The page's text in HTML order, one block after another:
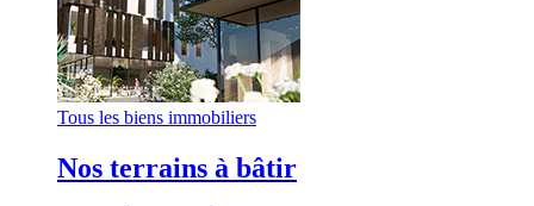
Tous les biens immobiliers
Nos terrains à bâtir